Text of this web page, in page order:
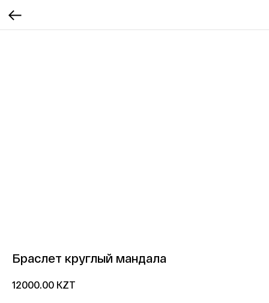
Браслет круглый мандала
12000.00 KZT